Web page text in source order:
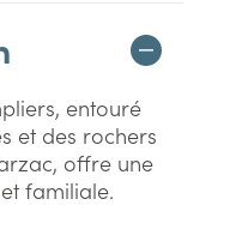
entouré
et des rochers
offre une
familiale.